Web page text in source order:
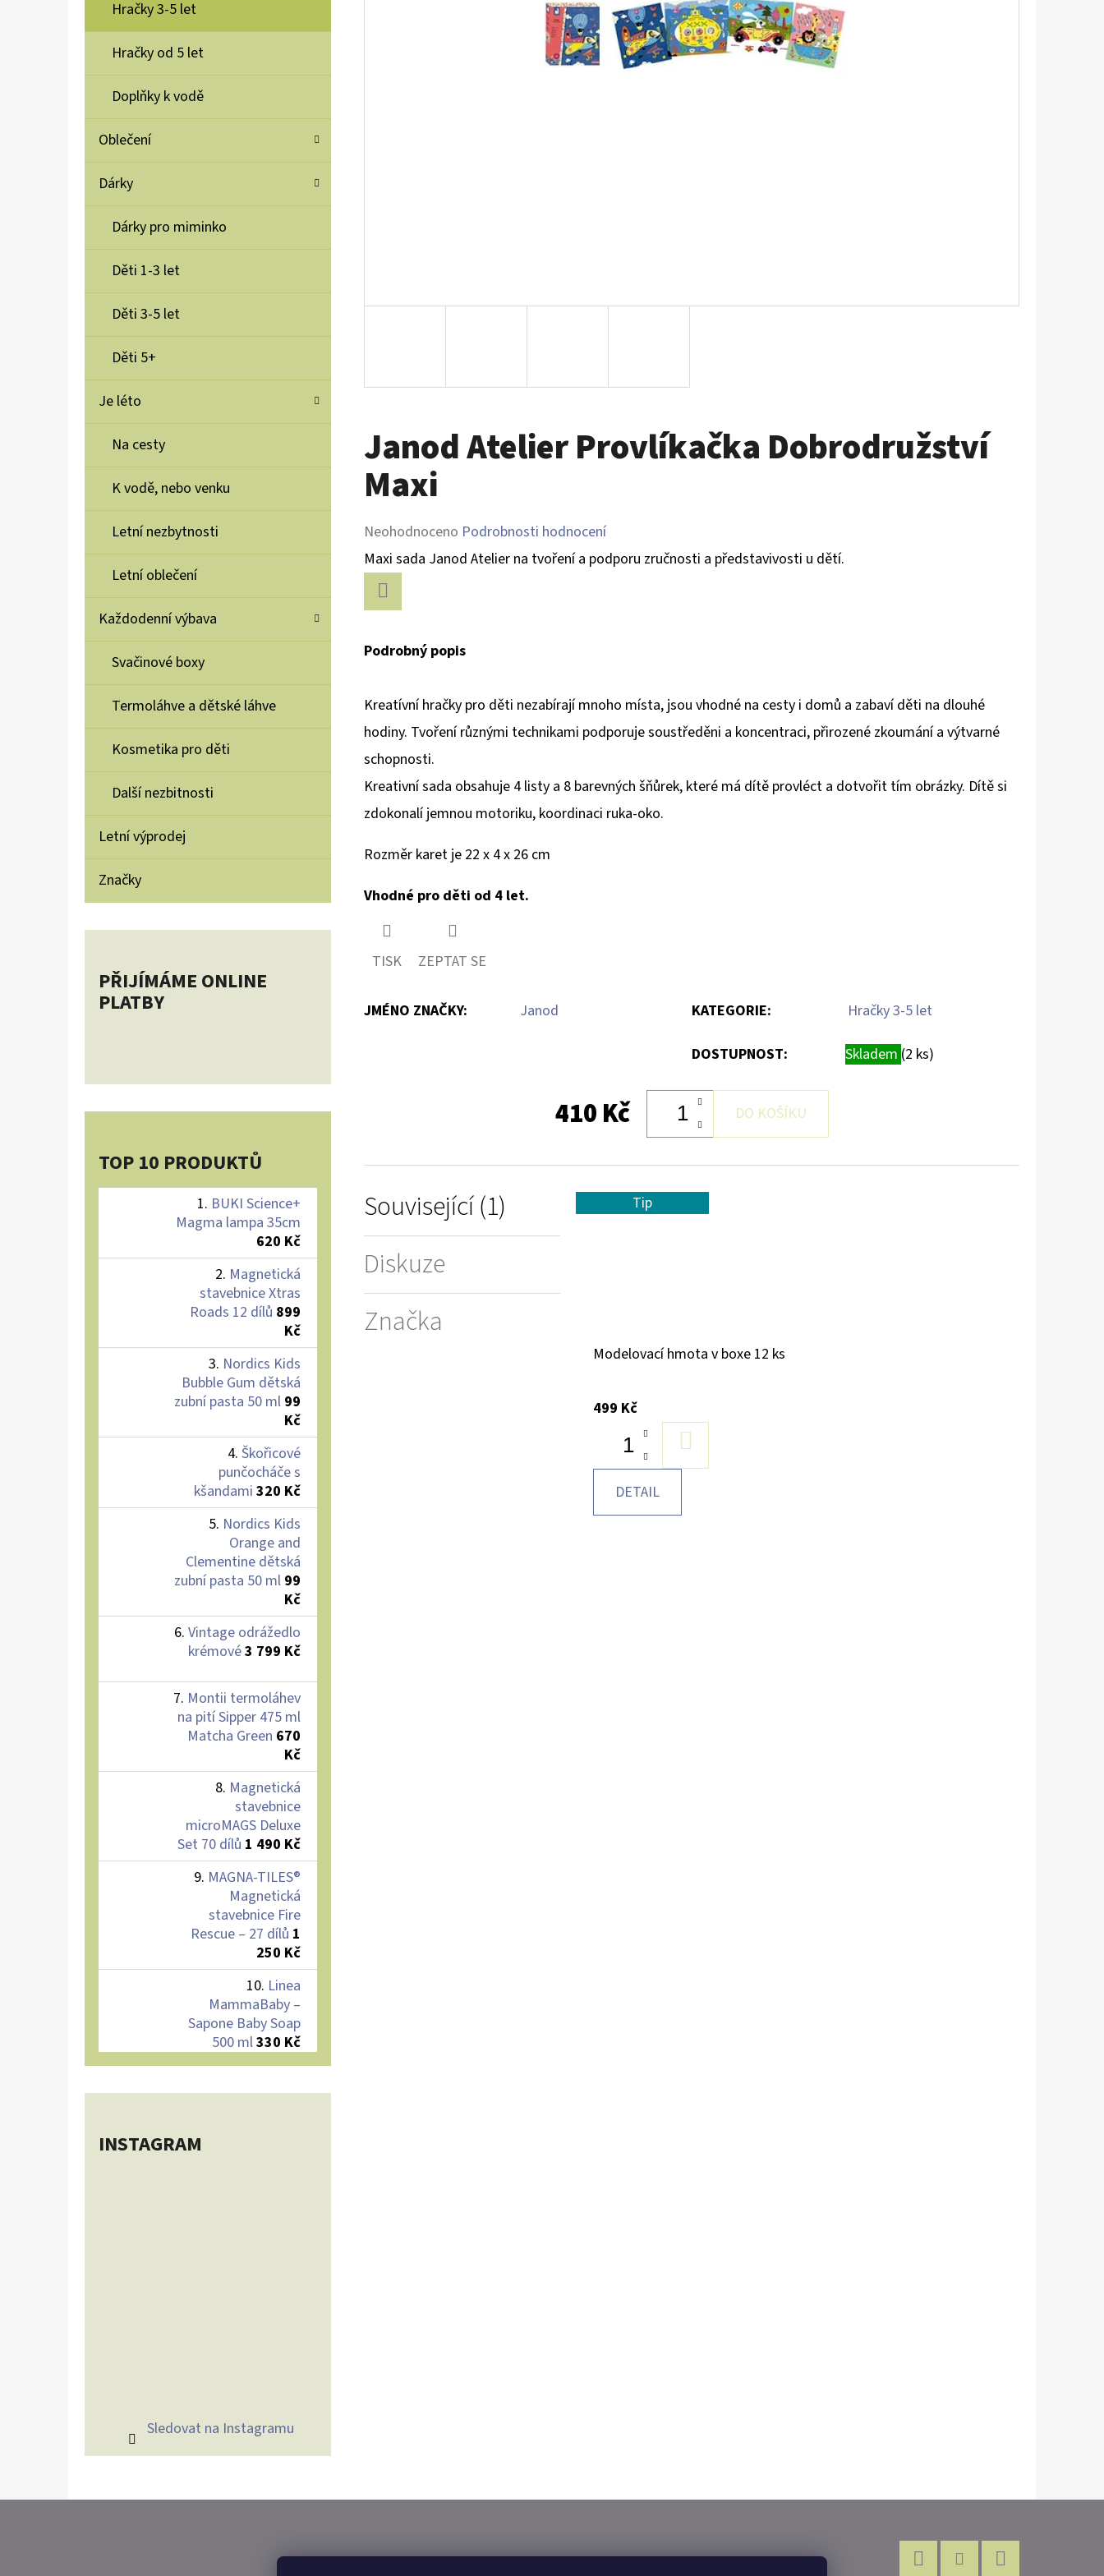
Hračky 3-5 let
Hračky od 5 let
Doplňky k vodě
Oblečení
Dárky
Dárky pro miminko
Děti 1-3 let
Děti 3-5 let
Děti 5+
Je léto
Na cesty
K vodě, nebo venku
Letní nezbytnosti
Letní oblečení
Každodenní výbava
Svačinové boxy
Termoláhve a dětské láhve
Kosmetika pro děti
Další nezbitnosti
Letní výprodej
Značky
PŘIJÍMÁME ONLINE
PLATBY
TOP 10 PRODUKTŮ
BUKI Science+
Magma lampa 35cm
620 Kč
Magnetická
stavebnice Xtras
Roads 12 dílů 899
Kč
Nordics Kids
Bubble Gum dětská
zubní pasta 50 ml 99
Kč
Škořicové
punčocháče s
kšandami 320 Kč
Nordics Kids
Orange and
Clementine dětská
zubní pasta 50 ml 99
Kč
Vintage odrážedlo
krémové3 799 Kč
Montii termoláhev
na pití Sipper 475 ml
Matcha Green 670
Kč
Magnetická
stavebnice
microMAGS Deluxe
Set 70 dílů 1 490 Kč
MAGNA-TILES®
Magnetická
stavebnice Fire
Rescue – 27 dílů 1
250 Kč
Linea
MammaBaby –
Sapone Baby Soap
500 ml330 Kč
INSTAGRAM
Sledovat na Instagramu
Janod Atelier Provlíkačka Dobrodružství
Maxi
Průměrné
hodnocení
produktu
je
hvězdiček.
Neohodnoceno Podrobnosti hodnocení
Maxi sada Janod Atelier na tvoření a podporu zručnosti a představivosti u dětí.
Podrobný popis
Kreatívní hračky pro děti nezabírají mnoho místa, jsou vhodné na cesty i domů a zabaví děti na dlouhé
hodiny. Tvoření různými technikami podporuje soustředěni a koncentraci, přirozené zkoumání a výtvarné
schopnosti.
Kreativní sada obsahuje 4 listy a 8 barevných šňůrek, které má dítě provléct a dotvořit tím obrázky. Dítě si
zdokonalí jemnou motoriku, koordinaci ruka-oko.
Rozměr karet je 22 x 4 x 26 cm
Vhodné pro děti od 4 let.
TISK ZEPTAT SE
JMÉNO ZNAČKY: Janod KATEGORIE: Hračky 3-5 let
DOSTUPNOST: Skladem (2 ks)
410 Kč DO KOŠÍKU
Související (1)
Diskuze
Značka
Tip
Modelovací hmota v boxe 12 ks
499 Kč
KOŠÍKU
DETAIL
BUKI SCIENCE+ MAGMA LAMPA 35CM
MAGNETICKÁ STAVEBNICE XTRAS ROADS 12 NORDICS KIDS BUBBLE GUM DĚTSKÁ ZUBNÍ
PASTA 50 ML